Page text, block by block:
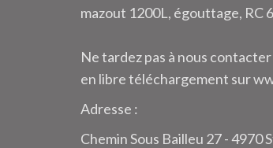
mazout 1200L, égouttage, RC
Ne tardez pas à nous
en libre téléchargement sur
Adresse :
Chemin Sous Bailleu 27 - 4970